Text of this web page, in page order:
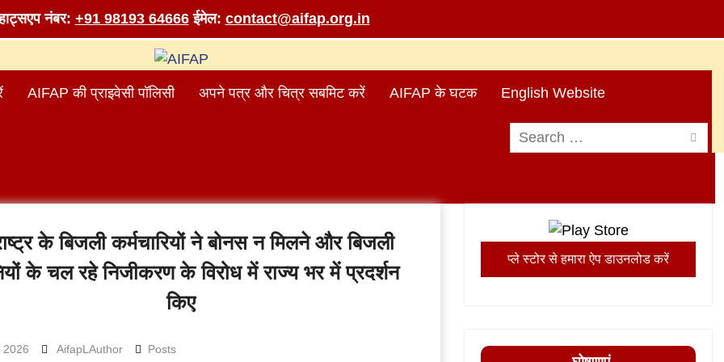
नंबर: +91 98193 64666 ईमेल: contact@aifap.org.in
AIFAP की प्राइवेसी पॉलिसी अपने पत्र और चित्र सबमिट करें AIFAP के घटक English Website
Search
for:
के बिजली कर्मचारियों ने बोनस न मिलने और बिजली
के चल रहे निजीकरण के विरोध में राज्य भर में प्रदर्शन
किए
2026 AifapLAuthor Posts
प्ले स्टोर से हमारा ऐप डाउनलोड करें